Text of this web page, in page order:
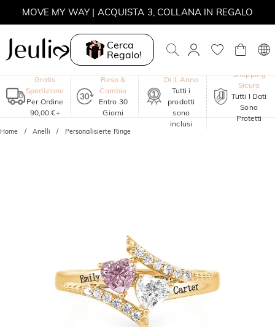
MOVE MY WAY | ACQUISTA 3, COLLANA IN REGALO
Cerca
Regalo!
Gratis
Spedizione
Per Ordine
90,00 €+
Reso &
Cambio
Entro 30
Giorni
Di 1 Anno
Tutti i
prodotti
sono
inclusi
Shopping
Sicuro
Tutti I Dati
Sono
Protetti
Home Anelli Personalisierte Ringe